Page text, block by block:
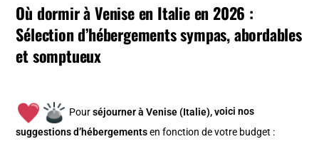
Où dormir à Venise en Italie en 2026 :
Sélection d’hébergements sympas, abordables
et somptueux
Pourséjourner à Venise (Italie), voici nos
suggestions d’hébergements en fonction de votre budget :